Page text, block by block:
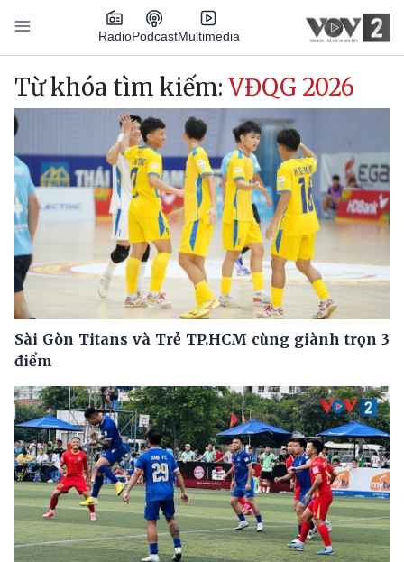
Nhảy đến nội dung
RadioPodcastMultimedia
Main navigation
Từ khóa tìm kiếm: VĐQG 2026
Sài Gòn Titans và Trẻ TP.HCM cùng giành trọn 3
điểm